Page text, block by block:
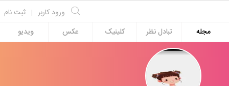
ثبت نام | ورود کاربر
مجله
تبادل نظر کلینیک عکس ویدیو